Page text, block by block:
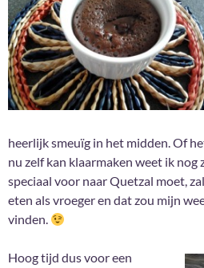
heerlijk smeuïg in het midden. Of
nu zelf kan klaarmaken weet ik
speciaal voor naar Quetzal moet,
eten als vroeger en dat zou mijn
vinden.
Hoog tijd dus voor een